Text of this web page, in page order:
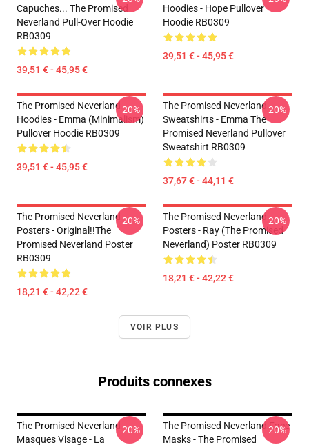
Capuches... The Promised
Neverland Pull-Over Hoodie
RB0309
39,51 € - 45,95 €
Hoodies - Hope Pullover
Hoodie RB0309
39,51 € - 45,95 €
The Promised Neverland
Hoodies - Emma (Minimalism)
Pullover Hoodie RB0309
39,51 € - 45,95 €
-20%
The Promised Neverland
Sweatshirts - Emma The
Promised Neverland Pullover
Sweatshirt RB0309
37,67 € - 44,11 €
-20%
The Promised Neverland
Posters - Original!!The
Promised Neverland Poster
RB0309
18,21 € - 42,22 €
-20%
The Promised Neverland
Posters - Ray (The Promised
Neverland) Poster RB0309
18,21 € - 42,22 €
-20%
VOIR PLUS
Produits connexes
The Promised Neverland
Masques Visage - La
-20%
The Promised Neverland Face
Masks - The Promised
-20%